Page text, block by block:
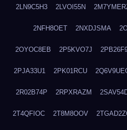
2LN9C5H3 2LVOI55N
2NFH8OET 2NXDJSMA
2OYOC8EB 2P5KVO7J
2PJA33U1 2PK01RCU
2R02B74P 2RPXRAZM
2T4QFIOC 2T8M8OOV